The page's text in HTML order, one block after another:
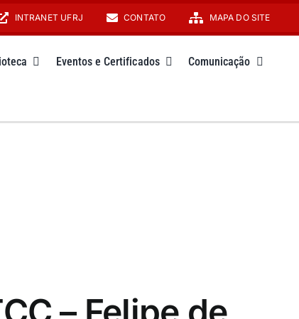
INTRANET UFRJ CONTATO MAPA DO SITE
Eventos e Certificados Comunicação